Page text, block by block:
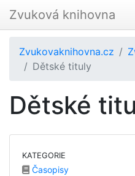
Zvuková knihovna
Zvukovaknihovna.cz
Dětské tituly
Dětské
KATEGORIE
Časopisy